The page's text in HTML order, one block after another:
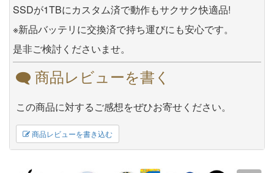
SSDが1TBにカスタム済で動作もサクサク快適品!
※新品バッテリに交換済で持ち運びにも安心です。
是非ご検討くださいませ。
商品レビューを書く
この商品に対するご感想をぜひお寄せください。
商品レビューを書き込む